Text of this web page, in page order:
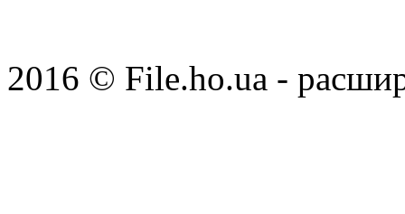
2016 © File.ho.ua -